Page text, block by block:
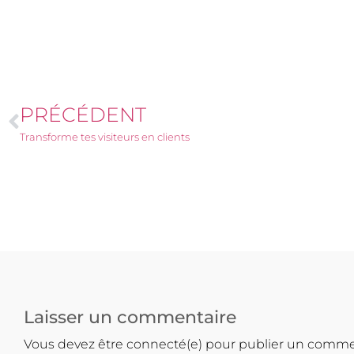
PRÉCÉDENT
Transforme tes visiteurs en clients
Laisser un commentaire
Vous devez être connecté(e) pour publier un